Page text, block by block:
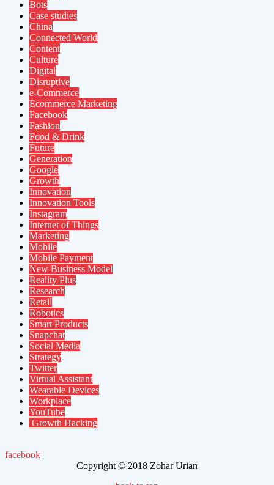
Bots
Case studies
China
Connected World
Content
Culture
Digital
Disruptive
e-Commerce
Ecommerce Marketing
Facebook
Fashion
Food & Drink
Future
Generation
Google
Growth
Innovation
Innovation Tools
Instagram
Internet of Things
Marketing
Mobile
Mobile Payment
New Business Model
Reality Plus
Research
Retail
Robotics
Smart Products
Snapchat
Social Media
Strategy
Twitter
Virtual Assistant
Wearable Devices
Workplace
YouTube
Growth Hacking
facebook
Copyright © 2018 Zohar Urian